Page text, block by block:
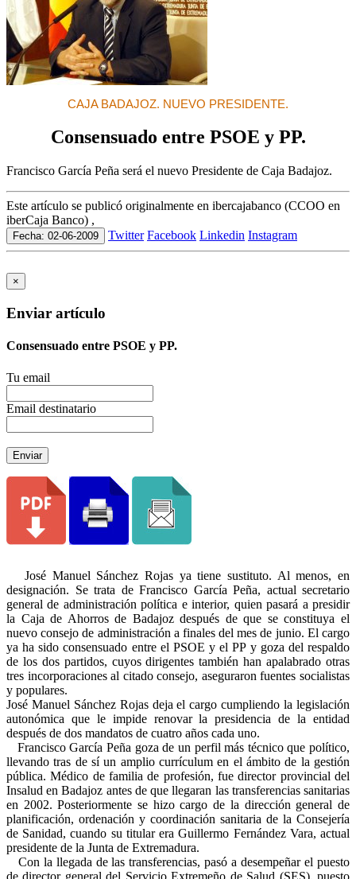
CAJA BADAJOZ. NUEVO PRESIDENTE.
Consensuado entre PSOE y PP.
Francisco García Peña será el nuevo Presidente de Caja Badajoz.
Este artículo se publicó originalmente en ibercajabanco (CCOO en
iberCaja Banco) ,
Fecha: 02-06-2009 Twitter Facebook Linkedin Instagram
×
Enviar artículo
Consensuado entre PSOE y PP.
Tu email
Email destinatario
Enviar
José Manuel Sánchez Rojas ya tiene sustituto. Al menos, en
designación. Se trata de Francisco García Peña, actual secretario
general de administración política e interior, quien pasará a presidir
la Caja de Ahorros de Badajoz después de que se constituya el
nuevo consejo de administración a finales del mes de junio. El cargo
ya ha sido consensuado entre el PSOE y el PP y goza del respaldo
de los dos partidos, cuyos dirigentes también han apalabrado otras
tres incorporaciones al citado consejo, aseguraron fuentes socialistas
y populares.
José Manuel Sánchez Rojas deja el cargo cumpliendo la legislación
autonómica que le impide renovar la presidencia de la entidad
después de dos mandatos de cuatro años cada uno.
Francisco García Peña goza de un perfil más técnico que político,
llevando tras de sí un amplio currículum en el ámbito de la gestión
pública. Médico de familia de profesión, fue director provincial del
Insalud en Badajoz antes de que llegaran las transferencias sanitarias
en 2002. Posteriormente se hizo cargo de la dirección general de
planificación, ordenación y coordinación sanitaria de la Consejería
de Sanidad, cuando su titular era Guillermo Fernández Vara, actual
presidente de la Junta de Extremadura.
Con la llegada de las transferencias, pasó a desempeñar el puesto
de director general del Servicio Extremeño de Salud (SES), puesto